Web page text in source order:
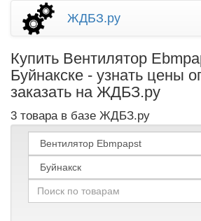
ЖДБЗ.ру
Купить Вентилятор
Буйнакске - узнать цены
заказать на ЖДБЗ.ру
3 товара в базе ЖДБЗ.ру